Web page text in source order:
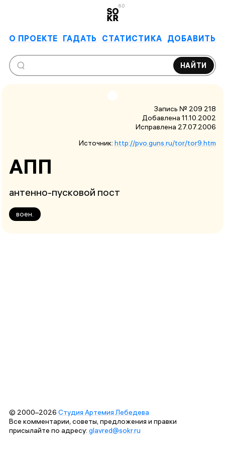
6.0
О ПРОЕКТЕ ГАДАТЬ СТАТИСТИКА ДОБАВИТЬ
НАЙТИ
Запись № 209 218
Добавлена 11.10.2002
Исправлена 27.07.2006
Источник: http://pvo.guns.ru/tor/tor9.htm
АПП
антенно-пусковой пост
воен.
© 2000–2026 Студия Артемия Лебедева
Все комментарии, советы, предложения и правки
присылайте по адресу: glavred@sokr.ru